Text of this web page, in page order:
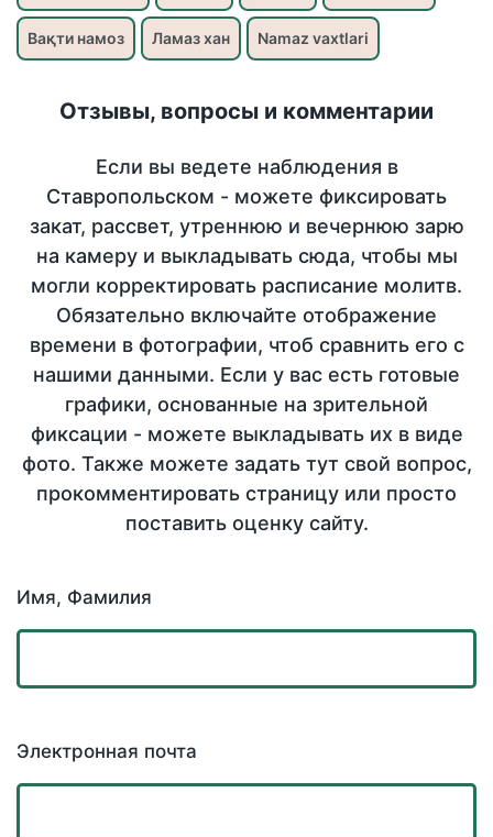
Вақти намоз Ламаз хан Namaz vaxtlari
Отзывы, вопросы и комментарии
Если вы ведете наблюдения в
Ставропольском - можете фиксировать
закат, рассвет, утреннюю и вечернюю зарю
на камеру и выкладывать сюда, чтобы мы
могли корректировать расписание молитв.
Обязательно включайте отображение
времени в фотографии, чтоб сравнить его с
нашими данными. Если у вас есть готовые
графики, основанные на зрительной
фиксации - можете выкладывать их в виде
фото. Также можете задать тут свой вопрос,
прокомментировать страницу или просто
поставить оценку сайту.
Имя, Фамилия
Электронная почта